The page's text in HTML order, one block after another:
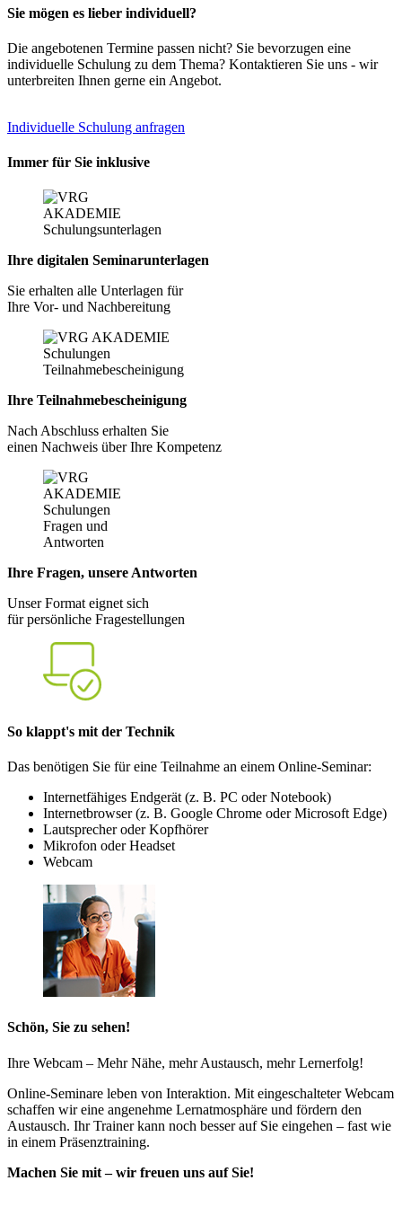
Sie mögen es lieber individuell?
Die angebotenen Termine passen nicht? Sie bevorzugen eine
individuelle Schulung zu dem Thema? Kontaktieren Sie uns - wir
unterbreiten Ihnen gerne ein Angebot.
Individuelle Schulung anfragen
Immer für Sie inklusive
Ihre digitalen Seminarunterlagen
Sie erhalten alle Unterlagen für
Ihre Vor- und Nachbereitung
Ihre Teilnahmebescheinigung
Nach Abschluss erhalten Sie
einen Nachweis über Ihre Kompetenz
Ihre Fragen, unsere Antworten
Unser Format eignet sich
für persönliche Fragestellungen
So klappt's mit der Technik
Das benötigen Sie für eine Teilnahme an einem Online-Seminar:
Internetfähiges Endgerät (z. B. PC oder Notebook)
Internetbrowser (z. B. Google Chrome oder Microsoft Edge)
Lautsprecher oder Kopfhörer
Mikrofon oder Headset
Webcam
Schön, Sie zu sehen!
Ihre Webcam – Mehr Nähe, mehr Austausch, mehr Lernerfolg!
Online-Seminare leben von Interaktion. Mit eingeschalteter Webcam
schaffen wir eine angenehme Lernatmosphäre und fördern den
Austausch. Ihr Trainer kann noch besser auf Sie eingehen – fast wie
in einem Präsenztraining.
Machen Sie mit – wir freuen uns auf Sie!